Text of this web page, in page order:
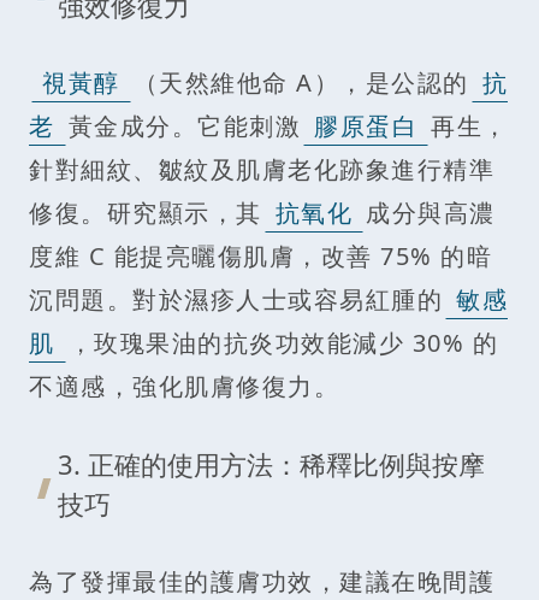
視黃醇 （天然維他命 A），是公認的 抗
老 黃金成分。它能刺激 膠原蛋白 再生，
針對細紋、皺紋及肌膚老化跡象進行精準
修復。研究顯示，其 抗氧化 成分與高濃
度維 C 能提亮曬傷肌膚，改善 75% 的暗
沉問題。對於濕疹人士或容易紅腫的 敏感
肌
，玫瑰果油的抗炎功效能減少 30% 的
不適感，強化肌膚修復力。
3. 正確的使用方法：稀釋比例與按摩
技巧
為了發揮最佳的護膚功效，建議在晚間護